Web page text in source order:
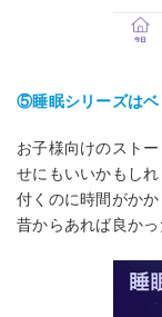
⑤睡眠シリーズはベ
お子様向けのスト
せにもいいかもし
付くのに時間がか
昔からあれば良か